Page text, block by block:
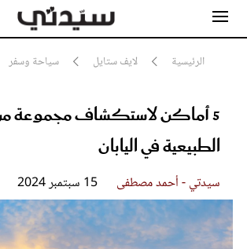
الرئيسية لايف ستايل سياحة وسفر
5 أماكن لاستكشاف مجموعة
الطبيعية في اليابان
سيدتي - أحمد مصطفى 15 سبتمبر 2024
مشاهير
جمال
سيدتي وطفلك
لايف ستايل
بلس+